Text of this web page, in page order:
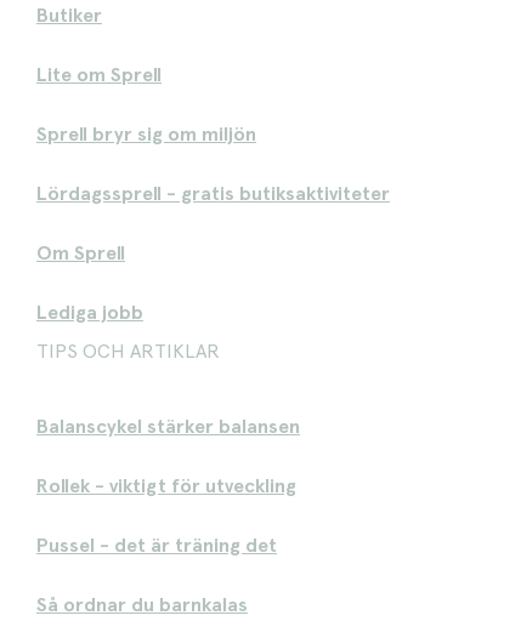
Butiker
Lite om Sprell
Sprell bryr sig om miljön
Lördagssprell - gratis butiksaktiviteter
Om Sprell
Lediga jobb
TIPS OCH ARTIKLAR
Balanscykel stärker balansen
Rollek - viktigt för utveckling
Pussel - det är träning det
Så ordnar du barnkalas